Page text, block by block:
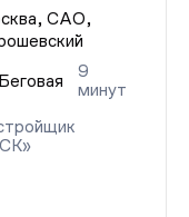
САО,
Беговая
9
минут